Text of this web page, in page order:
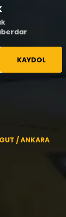
KAYDOL
/ ANKARA